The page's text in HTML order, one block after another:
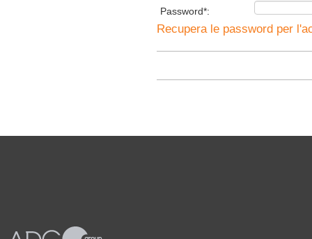
Password*:
Recupera le password per